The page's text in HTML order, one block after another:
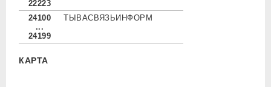
22223
24100
...
24199
ТЫВАСВЯЗЬИНФОРМ
КАРТА